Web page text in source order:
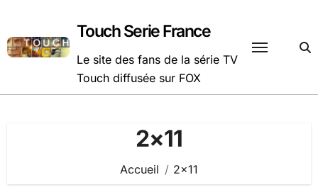
contenu
Touch Serie France
Le site des fans de la série TV
Touch diffusée sur FOX
2×11
Accueil 2×11